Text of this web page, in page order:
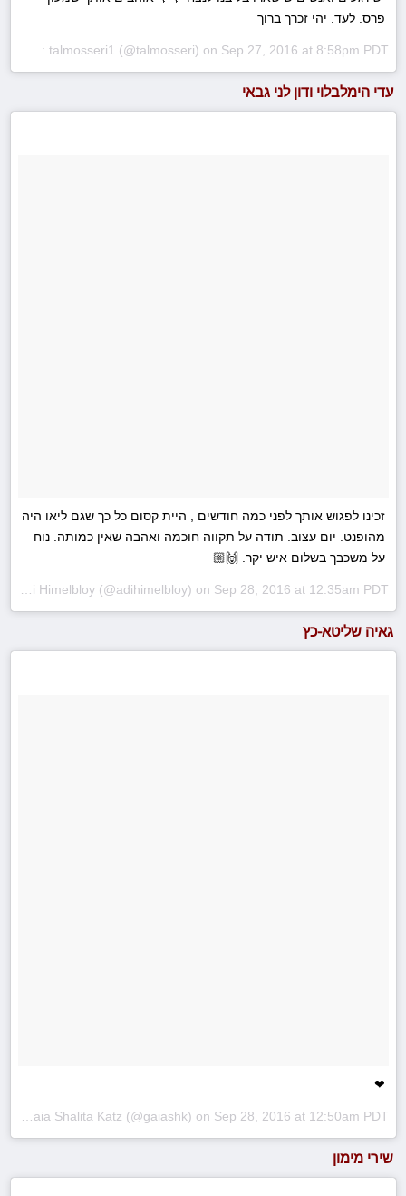
פרס. לעד. יהי זכרך ברוך
Sep 27, 2016 at 8:58pm PDT
עדי הימלבלוי ודון לני גבאי
זכינו לפגוש אותך לפני כמה חודשים , היית קסום כל כך שגם ליאו היה
מהופנט. יום עצוב. תודה על תקווה חוכמה ואהבה שאין כמותה. נוח
על משכבך בשלום איש יקר. 🙌🏼
Sep 28, 2016 at 12:35am PDT
גאיה שליטא-כץ
❤
Sep 28, 2016 at 12:50am PDT
שירי מימון